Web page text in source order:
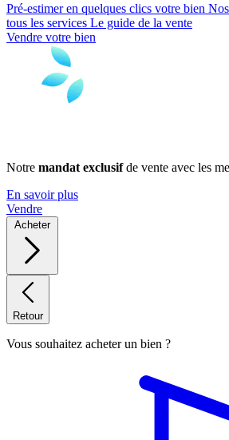
Pré-estimer en quelques clics votre bien
tous les services Le guide de la vente
Vendre votre bien
Notre mandat exclusifde vente avec les
En savoir plus
Vendre
Acheter
Retour
Vous souhaitez acheter un bien ?